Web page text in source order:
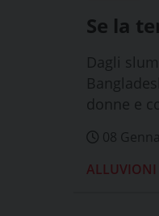
Se la
Dagli
donne e
08
ALLUVIONI